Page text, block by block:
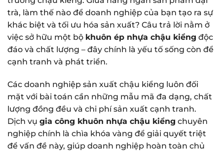
trà, làm thế nào để doanh nghiệp của bạn tạo ra sự
khác biệt và tối ưu hóa sản xuất? Câu trả lời nằm ở
việc sở hữu một bộ khuôn ép nhựa chậu kiểng độc
đáo và chất lượng – đây chính là yếu tố sống còn để
cạnh tranh và phát triển.
Các doanh nghiệp sản xuất chậu kiểng luôn đối
mặt với bài toán cần những mẫu mã đa dạng, chất
lượng đồng đều và chi phí sản xuất cạnh tranh.
Dịch vụ gia công khuôn nhựa chậu kiểng chuyên
nghiệp chính là chìa khóa vàng để giải quyết triệt
để vấn đề này, giúp doanh nghiệp hoàn toàn chủ